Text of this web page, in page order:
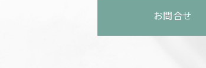
お問合せ